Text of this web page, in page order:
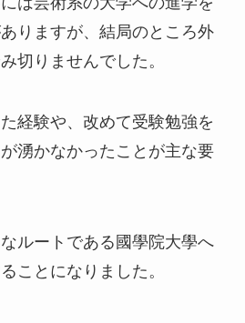
りますが、結局のところ外
切りませんでした。
経験や、改めて受験勉強を
湧かなかったことが主な要
ルートである國學院大學へ
ことになりました。